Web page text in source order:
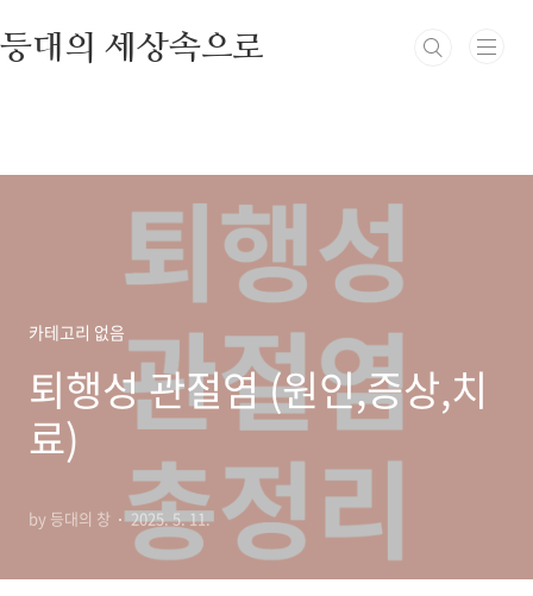
등대의 세상속으로
카테고리 없음
퇴행성 관절염 (원인,증상,치
료)
by 등대의 창 2025. 5. 11.